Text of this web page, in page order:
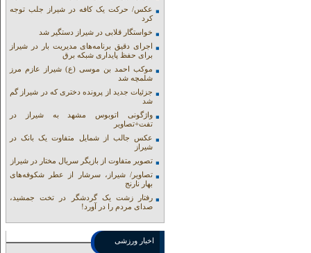
عکس/ حرکت یک کافه در شیراز جلب توجه
کرد
خواستگار قلابی در شیراز دستگیر شد
اجرای دقیق برنامه‌های مدیریت بار در شیراز
برای حفظ پایداری شبکه برق
موکب احمد بن موسی (ع) شیراز عازم مرز
شلمچه شد
جزئیات جدید از پرونده دختری که در شیراز گم
شد
واژگونی اتوبوس مشهد به شیراز در
تفت+تصاویر
عکس جالب از شمایل متفاوت یک بانک در
شیراز
تصویر متفاوت از بازیگر سریال مختار در شیراز
تصاویر/ شیراز، سرشار از عطر شکوفه‌های
بهار نارنج
رفتار زشت یک گردشگر در تخت جمشید،
صدای مردم را در آورد!
اخبار ورزشی